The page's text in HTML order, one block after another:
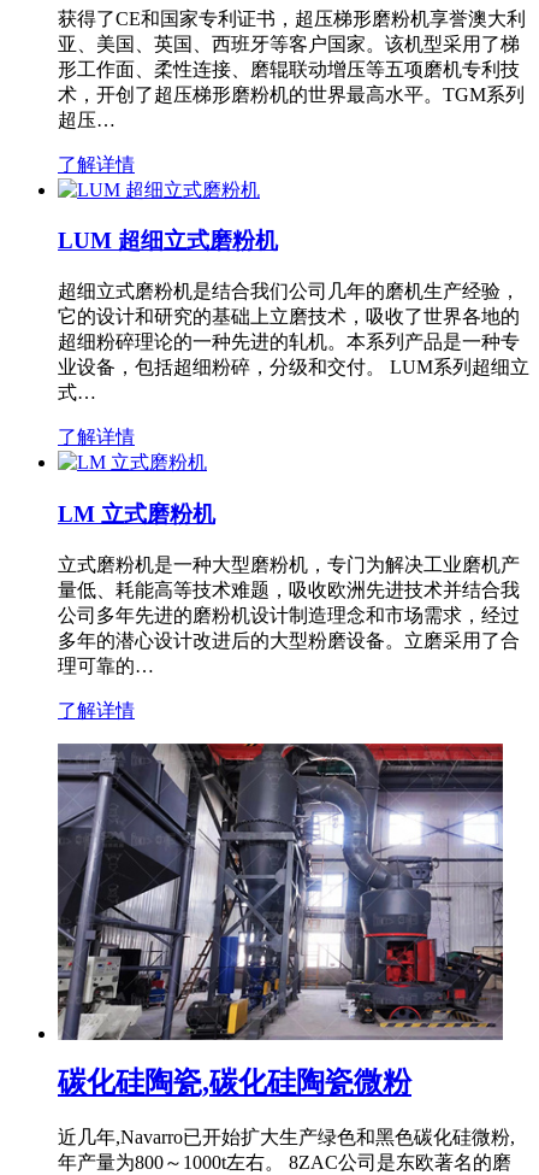
获得了CE和国家专利证书，超压梯形磨粉机享誉澳大利
亚、美国、英国、西班牙等客户国家。该机型采用了梯
形工作面、柔性连接、磨辊联动增压等五项磨机专利技
术，开创了超压梯形磨粉机的世界最高水平。TGM系列
超压…
了解详情
LUM 超细立式磨粉机
超细立式磨粉机是结合我们公司几年的磨机生产经验，
它的设计和研究的基础上立磨技术，吸收了世界各地的
超细粉碎理论的一种先进的轧机。本系列产品是一种专
业设备，包括超细粉碎，分级和交付。 LUM系列超细立
式…
了解详情
LM 立式磨粉机
立式磨粉机是一种大型磨粉机，专门为解决工业磨机产
量低、耗能高等技术难题，吸收欧洲先进技术并结合我
公司多年先进的磨粉机设计制造理念和市场需求，经过
多年的潜心设计改进后的大型粉磨设备。立磨采用了合
理可靠的…
了解详情
碳化硅陶瓷,碳化硅陶瓷微粉
近几年,Navarro已开始扩大生产绿色和黑色碳化硅微粉,
年产量为800～1000t左右。 8ZAC公司是东欧著名的磨